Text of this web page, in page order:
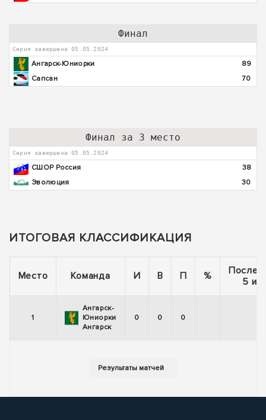
Финал
Серия завершена 05.05.2024
Ангарск-Юниорки
89
Сапсан
70
Финал за 3 место
Серия завершена 05.05.2024
СШОР Россия
38
Эволюция
30
ИТОГОВАЯ КЛАССИФИКАЦИЯ
Место Команда И В П %
5
1
Ангарск-
Юниорки
Ангарск
0 0 0